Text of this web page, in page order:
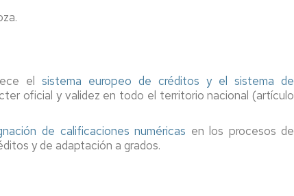
elsistema europeo de créditos y el sistema de
oficial y validez en todo el territorio nacional (artículo
de calificaciones numéricas en los procesos de
y de adaptación a grados.